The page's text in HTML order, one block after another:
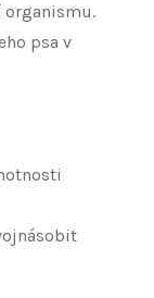
organismu.
psa v